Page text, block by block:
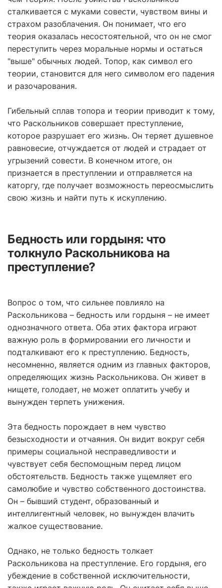
сталкивается с муками совести, чувством вины и
страхом разоблачения. Он понимает, что его
теория оказалась несостоятельной, что он не смог
переступить через моральные нормы и остаться
"выше" обычных людей. Топор, как символ его
теории, становится для него символом его падения
и разочарования.
Гибельный сплав топора и теории приводит к тому,
что Раскольников совершает преступление,
которое разрушает его жизнь. Он теряет душевное
равновесие, отчуждается от людей и страдает от
угрызений совести. В конечном итоге, он
признается в преступлении и отправляется на
каторгу, где получает возможность переосмыслить
свою жизнь и найти путь к искуплению.
Бедность или гордыня: что
толкнуло Раскольникова на
преступление?
Вопрос о том, что сильнее повлияло на
Раскольникова – бедность или гордыня – не имеет
однозначного ответа. Оба этих фактора играют
важную роль в формировании его личности и
подталкивают его к преступлению. Бедность,
несомненно, является одним из главных факторов,
определяющих жизнь Раскольникова. Он живет в
нищете, голодает, не может оплатить учебу и
вынужден терпеть унижения.
Эта бедность порождает в нем чувство
безысходности и отчаяния. Он видит вокруг себя
примеры социальной несправедливости и
чувствует себя беспомощным перед лицом
обстоятельств. Бедность также ущемляет его
самолюбие и чувство собственного достоинства.
Он – бывший студент, образованный и
интеллигентный человек, но вынужден влачить
жалкое существование.
Однако, не только бедность толкает
Раскольникова на преступление. Его гордыня, его
убеждение в собственной исключительности,